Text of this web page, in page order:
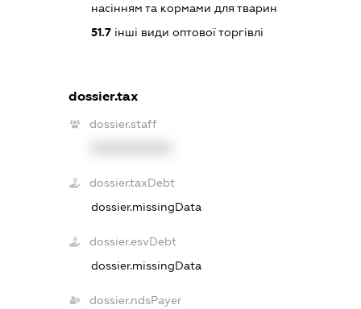
насінням та кормами для тварин
51.7 інші види оптової торгівлі
dossier.tax
dossier.staff
dossier.taxDebt
dossier.missingData
dossier.esvDebt
dossier.missingData
dossier.ndsPayer